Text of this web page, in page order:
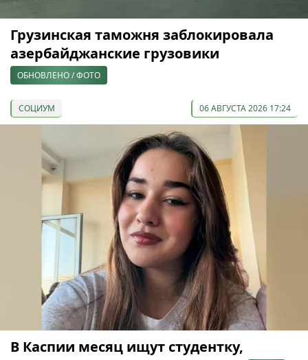
Грузинская таможня заблокировала
азербайджанские грузовики
ОБНОВЛЕНО / ФОТО
СОЦИУМ 06 АВГУСТА 2026 17:24
В Каспии месяц ищут студентку,